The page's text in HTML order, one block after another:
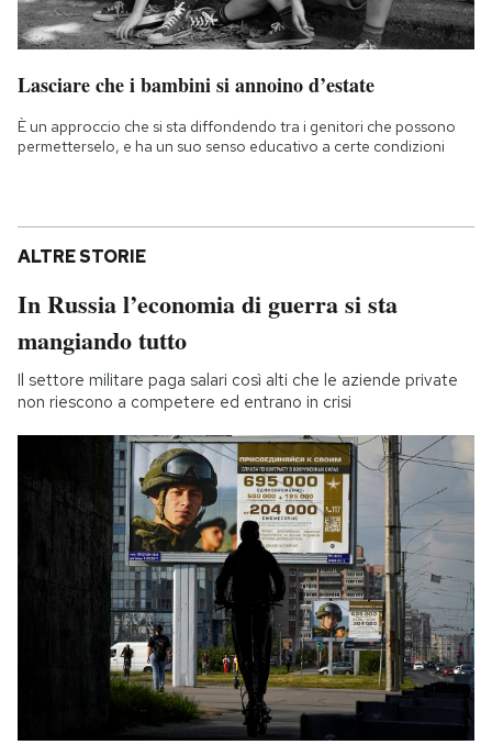
Lasciare che i bambini si annoino d’estate
È un approccio che si sta diffondendo tra i genitori che possono
permetterselo, e ha un suo senso educativo a certe condizioni
ALTRE STORIE
In Russia l’economia di guerra si sta
mangiando tutto
Il settore militare paga salari così alti che le aziende private
non riescono a competere ed entrano in crisi